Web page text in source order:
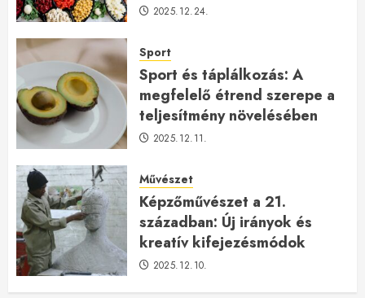
2025.12.24.
Sport
Sport és táplálkozás: A
megfelelő étrend szerepe a
teljesítmény növelésében
2025.12.11.
Művészet
Képzőművészet a 21.
században: Új irányok és
kreatív kifejezésmódok
2025.12.10.